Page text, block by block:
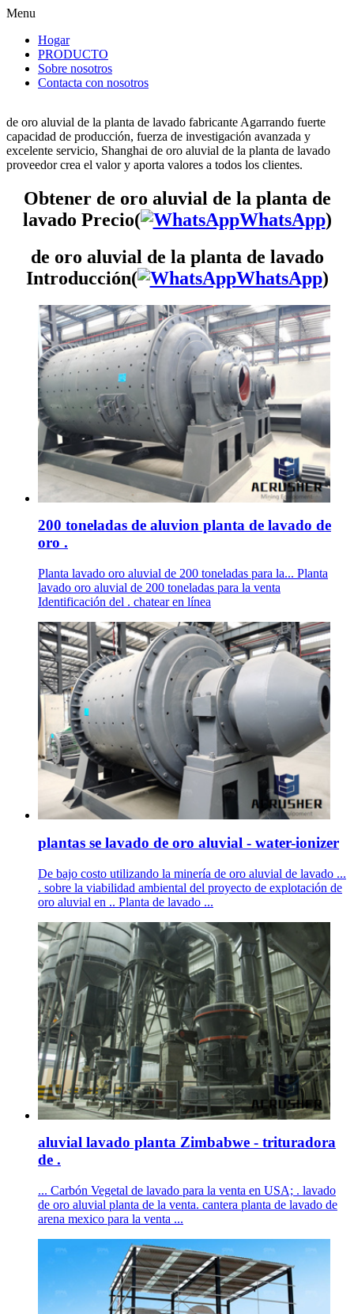
Menu
Hogar
PRODUCTO
Sobre nosotros
Contacta con nosotros
de oro aluvial de la planta de lavado fabricante Agarrando fuerte
capacidad de producción, fuerza de investigación avanzada y
excelente servicio, Shanghai de oro aluvial de la planta de lavado
proveedor crea el valor y aporta valores a todos los clientes.
Obtener de oro aluvial de la planta de
lavado Precio(
WhatsApp)
de oro aluvial de la planta de lavado
Introducción(
WhatsApp)
200 toneladas de aluvion planta de lavado de
oro .
Planta lavado oro aluvial de 200 toneladas para la... Planta
lavado oro aluvial de 200 toneladas para la venta
Identificación del . chatear en línea
plantas se lavado de oro aluvial - water-ionizer
De bajo costo utilizando la minería de oro aluvial de lavado ...
. sobre la viabilidad ambiental del proyecto de explotación de
oro aluvial en .. Planta de lavado ...
aluvial lavado planta Zimbabwe - trituradora
de .
... Carbón Vegetal de lavado para la venta en USA; . lavado
de oro aluvial planta de la venta. cantera planta de lavado de
arena mexico para la venta ...